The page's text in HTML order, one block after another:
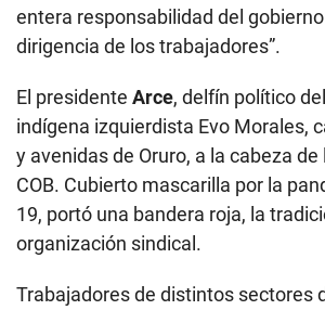
entera responsabilidad del
dirigencia de los trabajadores”.
El presidente Arce, delfín político
indígena izquierdista Evo Morales,
y avenidas de Oruro, a la cabeza
COB. Cubierto mascarilla por la
19, portó una bandera roja, la
organización sindical.
Trabajadores de distintos sectores